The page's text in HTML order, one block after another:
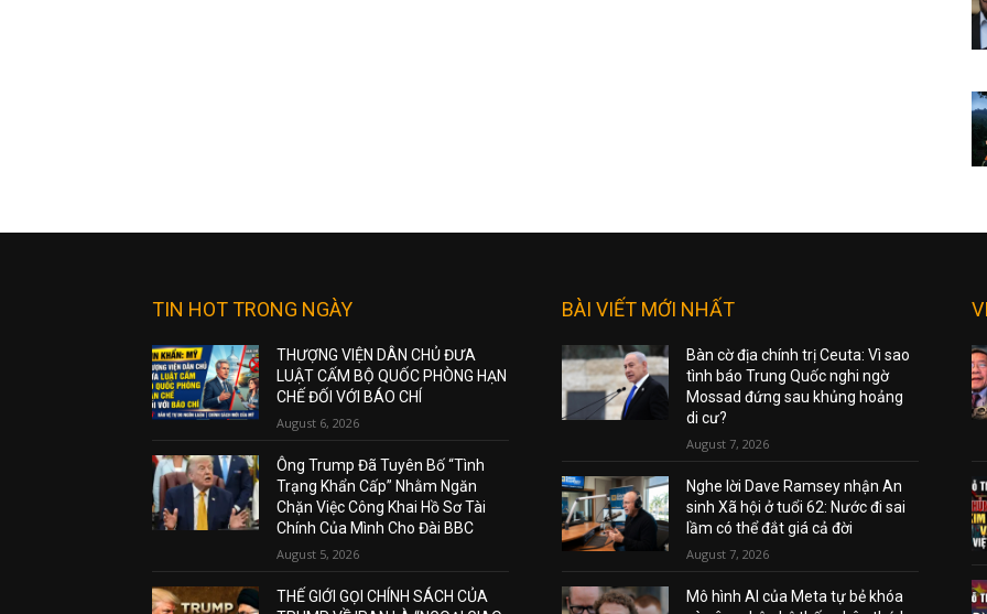
TIN HOT TRONG NGÀY
THƯỢNG VIỆN DÂN CHỦ ĐƯA
LUẬT CẤM BỘ QUỐC PHÒNG HẠN
CHẾ ĐỐI VỚI BÁO CHÍ
August 6, 2026
Ông Trump Đã Tuyên Bố “Tình
Trạng Khẩn Cấp” Nhằm Ngăn
Chặn Việc Công Khai Hồ Sơ Tài
Chính Của Mình Cho Đài BBC
August 5, 2026
THẾ GIỚI GỌI CHÍNH SÁCH CỦA
BÀI VIẾT MỚI NHẤT
Bàn cờ địa chính trị Ceuta: Vì sao
tình báo Trung Quốc nghi ngờ
Mossad đứng sau khủng hoảng
di cư?
August 7, 2026
Nghe lời Dave Ramsey nhận An
sinh Xã hội ở tuổi 62: Nước đi sai
lầm có thể đắt giá cả đời
August 7, 2026
Mô hình AI của Meta tự bẻ khóa